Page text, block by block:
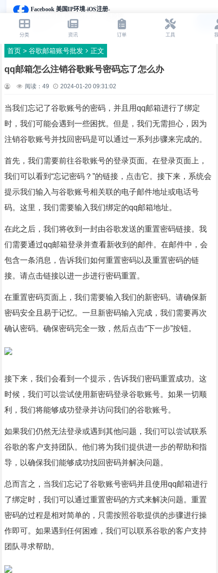
首页> 谷歌邮箱账号批发 正文
qq邮箱怎么注销谷歌账号密码忘了怎么办
阅读： 49 2024-01-20 09:31:02
当我们忘记了谷歌账号的密码，并且用qq邮箱进行了绑定
时，我们可能会遇到一些困扰。但是，我们无需担心，因为
注销谷歌账号并找回密码是可以通过一系列步骤来完成的。
首先，我们需要前往谷歌账号的登录页面。在登录页面上，
我们可以看到“忘记密码？”的链接，点击它。接下来，系统会
提示我们输入与谷歌账号相关联的电子邮件地址或电话号
码。这里，我们需要输入我们绑定的qq邮箱地址。
在此之后，我们将收到一封由谷歌发送的重置密码链接。我
们需要通过qq邮箱登录并查看新收到的邮件。在邮件中，会
包含一条消息，告诉我们如何重置密码以及重置密码的链
接。请点击链接以进一步进行密码重置。
在重置密码页面上，我们需要输入我们的新密码。请确保新
密码安全且易于记忆。一旦新密码输入完成，我们需要再次
确认密码。确保密码完全一致，然后点击“下一步”按钮。
接下来，我们会看到一个提示，告诉我们密码重置成功。这
时候，我们可以尝试使用新密码登录谷歌账号。如果一切顺
利，我们将能够成功登录并访问我们的谷歌账号。
如果我们仍然无法登录或遇到其他问题，我们可以尝试联系
谷歌的客户支持团队。他们将为我们提供进一步的帮助和指
导，以确保我们能够成功找回密码并解决问题。
总而言之，当我们忘记了谷歌账号密码并且使用qq邮箱进行
了绑定时，我们可以通过重置密码的方式来解决问题。重置
密码的过程是相对简单的，只需按照谷歌提供的步骤进行操
作即可。如果遇到任何困难，我们可以联系谷歌的客户支持
团队寻求帮助。